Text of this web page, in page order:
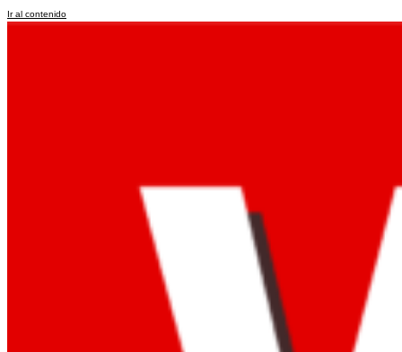
Ir al contenido